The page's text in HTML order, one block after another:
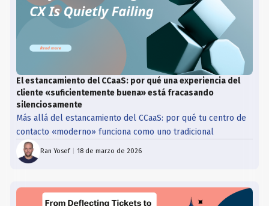
El estancamiento del CCaaS: por qué una experiencia del
cliente «suficientemente buena» está fracasando
silenciosamente
Más allá del estancamiento del CCaaS: por qué tu centro de
contacto «moderno» funciona como uno tradicional
Ran Yosef |18 de marzo de 2026